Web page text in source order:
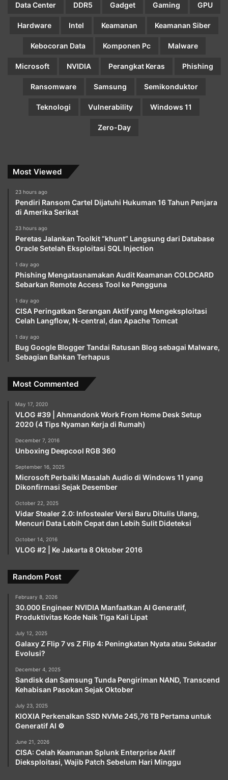
Data Center DDR5 Gadget Gaming GPU
Hardware Intel Keamanan Keamanan Siber
Kebocoran Data Komponen Pc Malware
Microsoft NVIDIA Perangkat Keras Phishing
Ransomware Samsung Semikonduktor
Teknologi Vulnerability Windows 11
Zero-Day
Most Viewed
23 hours ago
Pendiri Ransom Cartel Dijatuhi Hukuman 16 Tahun Penjara
di Amerika Serikat
23 hours ago
Peretas Jalankan Toolkit “khunt” Langsung dari Database
Oracle Setelah Eksploitasi SQL Injection
1 day ago
Phishing Mengatasnamakan Audit Keamanan COLDCARD
Sebarkan Remote Access Tool ke Pengguna
1 day ago
CISA Peringatkan Serangan Aktif yang Mengeksploitasi
Celah Langflow, N-central, dan Apache Tomcat
1 day ago
Bug Google Blogger Tandai Ratusan Blog sebagai Malware,
Sebagian Bahkan Terhapus
Most Commented
May 17, 2020
VLOG #39 | Ahmandonk Work From Home Desk Setup
2020 (4 Tips Nyaman Kerja di Rumah)
December 7, 2016
Unboxing Deepcool RGB 360
September 16, 2025
Microsoft Perbaiki Masalah Audio di Windows 11 yang
Dikonfirmasi Sejak Desember
October 22, 2025
Vidar Stealer 2.0: Infostealer Versi Baru Ditulis Ulang,
Mencuri Data Lebih Cepat dan Lebih Sulit Dideteksi
October 14, 2016
VLOG #2 | Ke Jakarta 8 Oktober 2016
Random Post
February 8, 2026
30.000 Engineer NVIDIA Manfaatkan AI Generatif,
Produktivitas Kode Naik Tiga Kali Lipat
July 12, 2025
Galaxy Z Flip 7 vs Z Flip 4: Peningkatan Nyata atau Sekadar
Evolusi?
December 4, 2025
Sandisk dan Samsung Tunda Pengiriman NAND, Transcend
Kehabisan Pasokan Sejak Oktober
July 23, 2025
KIOXIA Perkenalkan SSD NVMe 245,76 TB Pertama untuk
Generatif AI ⚙️
June 21, 2026
CISA: Celah Keamanan Splunk Enterprise Aktif
Dieksploitasi, Wajib Patch Sebelum Hari Minggu